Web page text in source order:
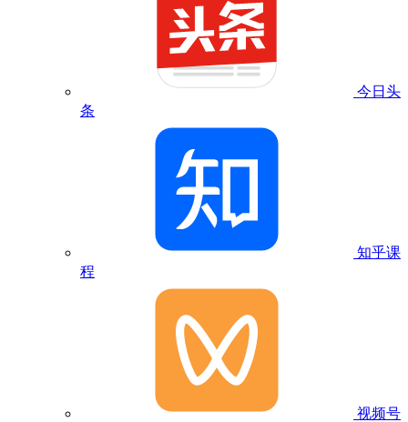
今日头
条
知乎课
程
视频号